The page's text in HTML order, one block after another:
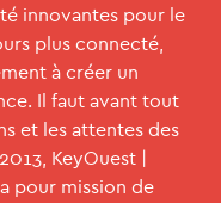
innovantes pour le
plus connecté,
à créer un
Il faut avant tout
et les attentes des
KeyOuest |
pour mission de